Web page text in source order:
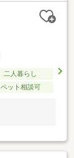
二人暮らし
ペット相談可